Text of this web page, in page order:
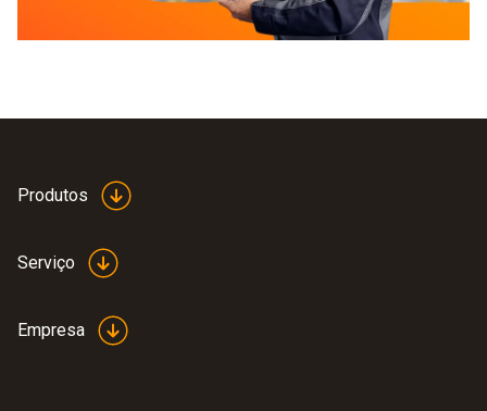
Produtos
Serviço
Empresa